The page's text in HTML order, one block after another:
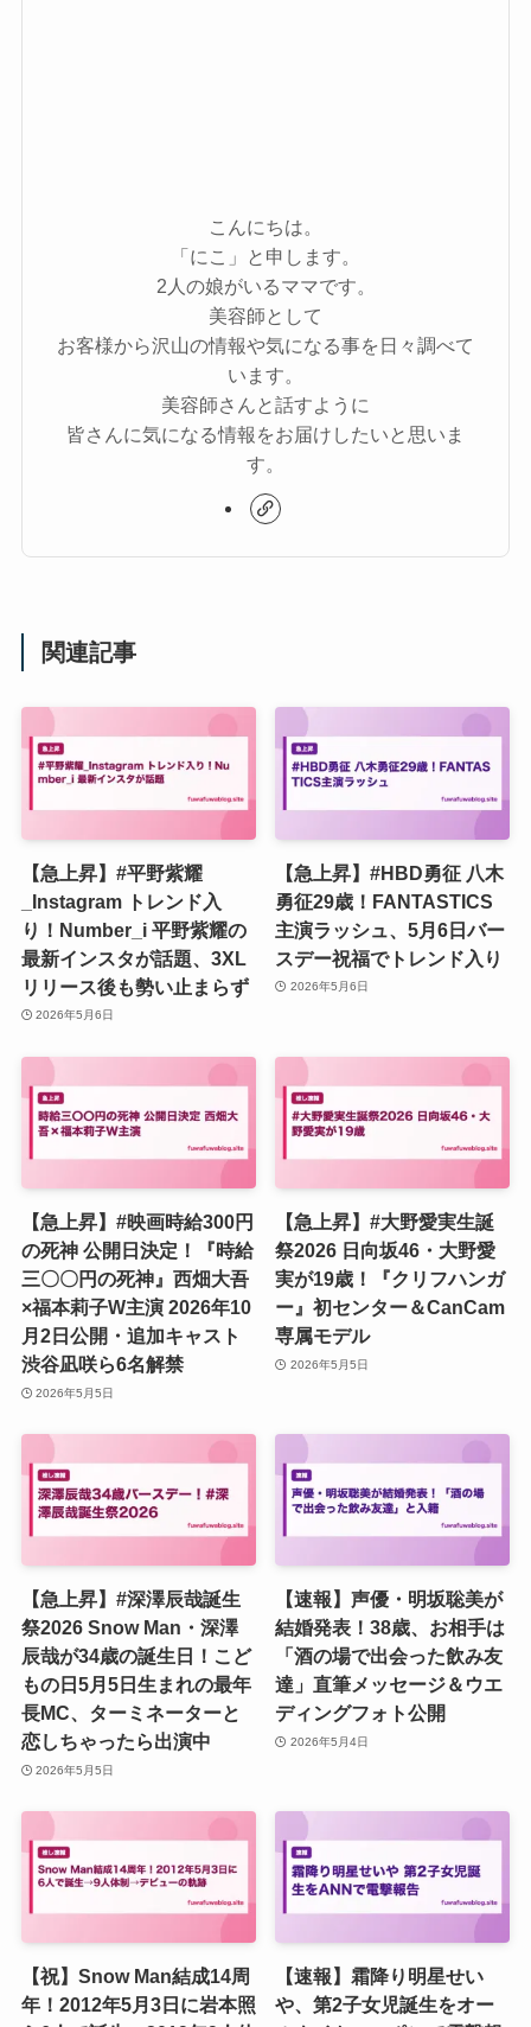
こんにちは。
「にこ」と申します。
2人の娘がいるママです。
美容師として
お客様から沢山の情報や気になる事を日々調べて
います。
美容師さんと話すように
皆さんに気になる情報をお届けしたいと思いま
す。
関連記事
【急上昇】#平野紫耀
_Instagram トレンド入
り！Number_i 平野紫耀の
最新インスタが話題、3XL
リリース後も勢い止まらず
2026年5月6日
【急上昇】#HBD勇征 八木
勇征29歳！FANTASTICS
主演ラッシュ、5月6日バー
スデー祝福でトレンド入り
2026年5月6日
【急上昇】#映画時給300円
の死神 公開日決定！『時給
三〇〇円の死神』西畑大吾
×福本莉子W主演 2026年10
月2日公開・追加キャスト
渋谷凪咲ら6名解禁
2026年5月5日
【急上昇】#大野愛実生誕
祭2026 日向坂46・大野愛
実が19歳！『クリフハンガ
ー』初センター＆CanCam
専属モデル
2026年5月5日
【急上昇】#深澤辰哉誕生
祭2026 Snow Man・深澤
辰哉が34歳の誕生日！こど
もの日5月5日生まれの最年
長MC、ターミネーターと
恋しちゃったら出演中
2026年5月5日
【速報】声優・明坂聡美が
結婚発表！38歳、お相手は
「酒の場で出会った飲み友
達」直筆メッセージ＆ウエ
ディングフォト公開
2026年5月4日
【祝】Snow Man結成14周
年！2012年5月3日に岩本照
【速報】霜降り明星せい
や、第2子女児誕生をオー